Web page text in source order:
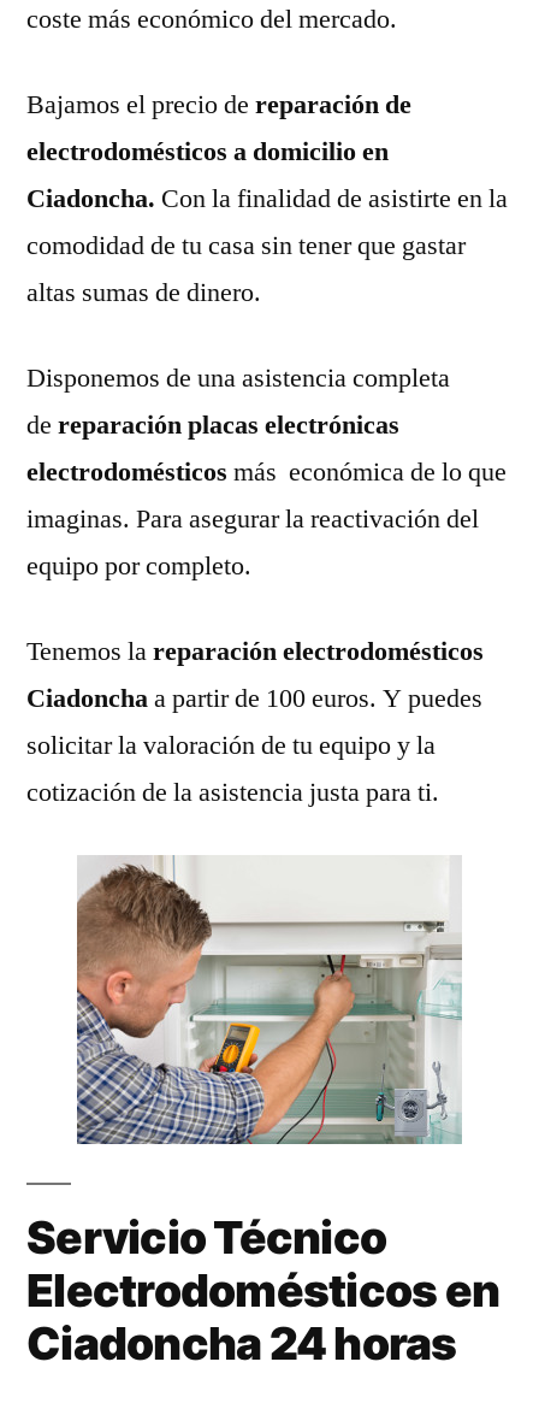
coste más económico del mercado.
Bajamos el precio de reparación de
electrodomésticos a domicilio en
Ciadoncha. Con la finalidad de asistirte en la
comodidad de tu casa sin tener que gastar
altas sumas de dinero.
Disponemos de una asistencia completa
de reparación placas electrónicas
electrodomésticos más económica de lo que
imaginas. Para asegurar la reactivación del
equipo por completo.
Tenemos lareparación electrodomésticos
Ciadonchaa partir de 100 euros. Y puedes
solicitar la valoración de tu equipo y la
cotización de la asistencia justa para ti.
Servicio Técnico
Electrodomésticos en
Ciadoncha 24 horas